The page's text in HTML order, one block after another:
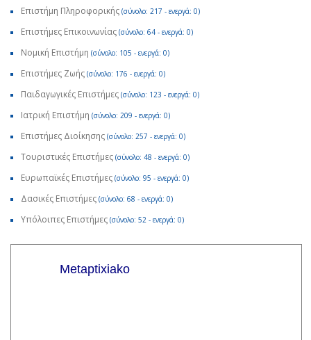
Επιστήμη Πληροφορικής (σύνολο: 217 - ενεργά: 0)
Επιστήμες Επικοινωνίας (σύνολο: 64 - ενεργά: 0)
Νομική Επιστήμη (σύνολο: 105 - ενεργά: 0)
Επιστήμες Ζωής (σύνολο: 176 - ενεργά: 0)
Παιδαγωγικές Επιστήμες (σύνολο: 123 - ενεργά: 0)
Ιατρική Επιστήμη (σύνολο: 209 - ενεργά: 0)
Επιστήμες Διοίκησης (σύνολο: 257 - ενεργά: 0)
Τουριστικές Επιστήμες (σύνολο: 48 - ενεργά: 0)
Ευρωπαϊκές Επιστήμες (σύνολο: 95 - ενεργά: 0)
Δασικές Επιστήμες (σύνολο: 68 - ενεργά: 0)
Υπόλοιπες Επιστήμες (σύνολο: 52 - ενεργά: 0)